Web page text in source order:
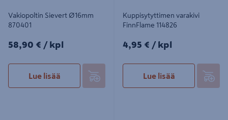
Vakiopoltin Sievert Ø16mm
870401
58,90€/kpl
58,90 € / kpl
Lue lisää
Kuppisytyttimen varakivi
FinnFlame 114826
4,95€/kpl
4,95 € / kpl
Lue lisää